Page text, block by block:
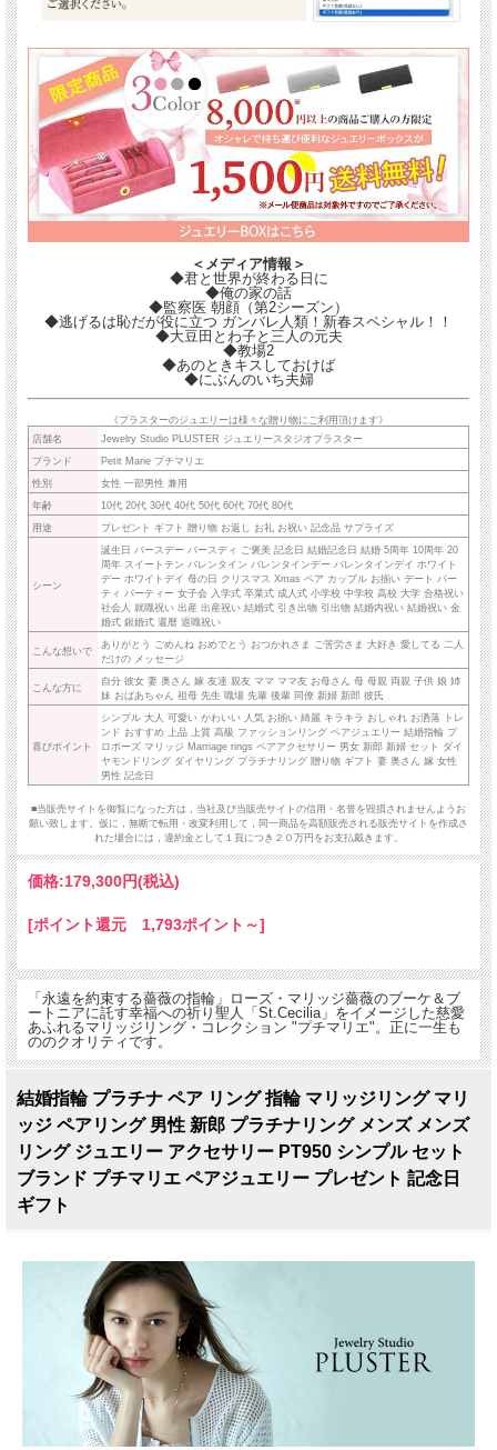
＜メディア情報＞
◆君と世界が終わる日に
◆俺の家の話
◆監察医 朝顔（第2シーズン）
◆逃げるは恥だが役に立つ ガンバレ人類！新春スペシャル！！
◆大豆田とわ子と三人の元夫
◆教場2
◆あのときキスしておけば
◆にぶんのいち夫婦
《プラスターのジュエリーは様々な贈り物にご利用頂けます》
店舗名
Jewelry Studio PLUSTER ジュエリースタジオプラスター
ブランド
Petit Marie プチマリエ
性別
女性 一部男性 兼用
年齢
10代 20代 30代 40代 50代 60代 70代 80代
用途
プレゼント ギフト 贈り物 お返し お礼 お祝い 記念品 サプライズ
シーン
誕生日 バースデー バースディ ご褒美 記念日 結婚記念日 結婚 5周年 10周年 20
周年 スイートテン バレンタイン バレンタインデー バレンタインデイ ホワイト
デー ホワイトデイ 母の日 クリスマス Xmas ペア カップル お揃い デート パー
ティ パーティー 女子会 入学式 卒業式 成人式 小学校 中学校 高校 大学 合格祝い
社会人 就職祝い 出産 出産祝い 結婚式 引き出物 引出物 結婚内祝い 結婚祝い 金
婚式 銀婚式 還暦 退職祝い
こんな想いで
ありがとう ごめんね おめでとう おつかれさま ご苦労さま 大好き 愛してる 二人
だけの メッセージ
こんな方に
自分 彼女 妻 奥さん 嫁 友達 親友 ママ ママ友 お母さん 母 母親 両親 子供 娘 姉
妹 おばあちゃん 祖母 先生 職場 先輩 後輩 同僚 新婦 新郎 彼氏
喜びポイント
シンプル 大人 可愛い かわいい 人気 お揃い 綺麗 キラキラ おしゃれ お洒落 トレ
ンド おすすめ 上品 上質 高級 ファッションリング ペアジュエリー 結婚指輪 プ
ロポーズ マリッジ Marriage rings ペアアクセサリー 男女 新郎 新婦 セット ダイ
ヤモンドリング ダイヤリング プラチナリング 贈り物 ギフト 妻 奥さん 嫁 女性
男性 記念日
■当販売サイトを御覧になった方は，当社及び当販売サイトの信用・名誉を毀損されませんようお
願い致します。仮に，無断で転用・改変利用して，同一商品を高額販売される販売サイトを作成さ
れた場合には，違約金として１頁につき２０万円をお支払戴きます。
価格:179,300円(税込)
[ポイント還元 1,793ポイント～]
「永遠を約束する薔薇の指輪」ローズ・マリッジ薔薇のブーケ＆ブ
ートニアに託す幸福への祈り聖人「St.Cecilia」をイメージした慈愛
あふれるマリッジリング・コレクション "プチマリエ"。正に一生も
ののクオリティです。
結婚指輪 プラチナ ペア リング 指輪 マリッジリング マリ
ッジ ペアリング 男性 新郎 プラチナリング メンズ メンズ
リング ジュエリー アクセサリー PT950 シンプル セット
ブランド プチマリエ ペアジュエリー プレゼント 記念日
ギフト